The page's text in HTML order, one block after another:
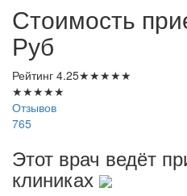
Стоимость
Руб
Рейтинг 4.25★★★★★
★★★★★
Отзывов
765
Этот врач ведёт
клиниках